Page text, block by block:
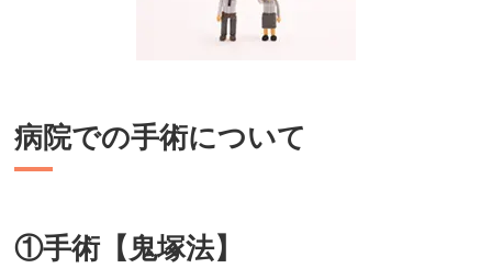
病院での手術について
①手術【鬼塚法】